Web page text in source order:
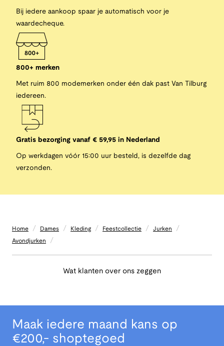
Bij iedere aankoop spaar je automatisch voor je
waardecheque.
800+ merken
Met ruim 800 modemerken onder één dak past Van Tilburg
iedereen.
Gratis bezorging vanaf € 59,95 in Nederland
Op werkdagen vóór 15:00 uur besteld, is dezelfde dag
verzonden.
Home / Dames / Kleding / Feestcollectie / Jurken /
Avondjurken /
Wat klanten over ons zeggen
Maak iedere maand kans op
€200,- shoptegoed